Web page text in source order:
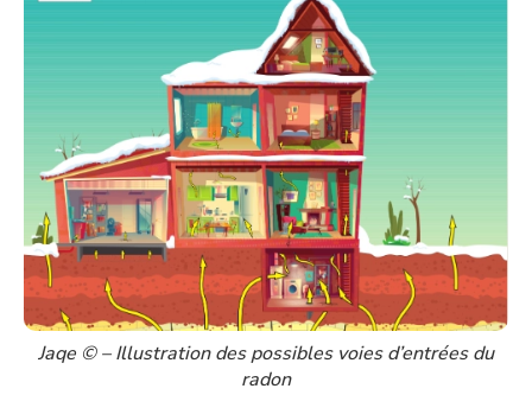
Jaqe ©️ – Illustration des possibles voies d’entrées du
radon